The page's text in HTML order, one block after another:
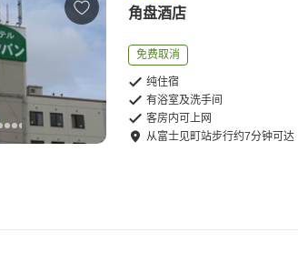
角盘酒店
免费取消
纯住宿
有浴室及洗手间
客房内可上网
从富士见町站步行约7分钟可达